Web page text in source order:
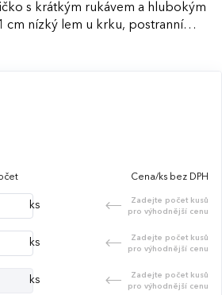
s krátkým rukávem a hlubokým
cm nízký lem u krku, postranní
Cena/ks bez DPH
ks
Zadejte počet kusů
pro výhodnější cenu
ks
Zadejte počet kusů
pro výhodnější cenu
ks
Zadejte počet kusů
pro výhodnější cenu